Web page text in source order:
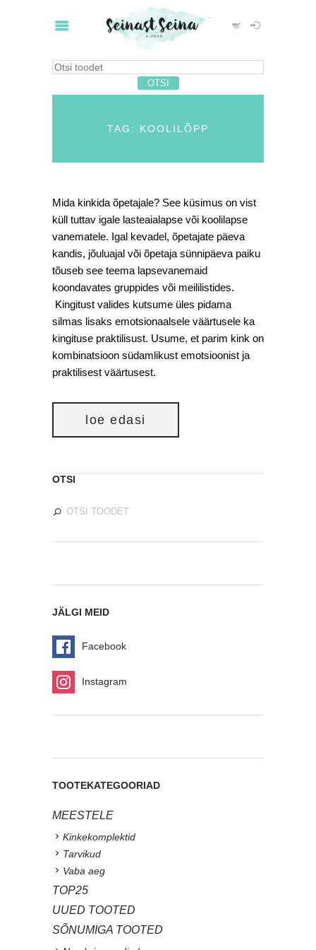
TAG: KOOLILÕPP
Mida kinkida õpetajale? See küsimus on vist
küll tuttav igale lasteaialapse või koolilapse
vanematele. Igal kevadel, õpetajate päeva
kandis, jõuluajal või õpetaja sünnipäeva paiku
tõuseb see teema lapsevanemaid
koondavates gruppides või meililistides.
Kingitust valides kutsume üles pidama
silmas lisaks emotsionaalsele väärtusele ka
kingituse praktilisust. Usume, et parim kink on
kombinatsioon südamlikust emotsioonist ja
praktilisest väärtusest.
loe edasi
OTSI
JÄLGI MEID
Facebook
Instagram
TOOTEKATEGOORIAD
MEESTELE
Kinkekomplektid
Tarvikud
Vaba aeg
TOP25
UUED TOOTED
SÕNUMIGA TOOTED